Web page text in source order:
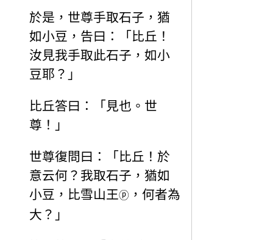
於是，世尊手取石子，猶
如小豆，告曰：「比丘！
汝見我手取此石子，如小
豆耶？」
比丘答曰：「見也。世
尊！」
世尊復問曰：「比丘！於
意云何？我取石子，猶如
小豆，比雪山王ⓟ ，何者為
大？」